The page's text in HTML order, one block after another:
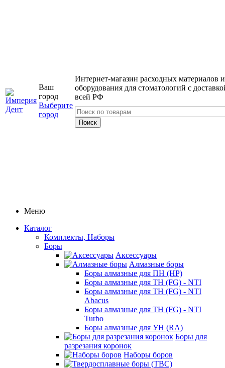
Ваш
город
Выберите
город
Интернет-магазин расходных материалов и
оборудования для стоматологий с
всей РФ
Меню
Каталог
Комплекты, Наборы
Боры
Аксессуары
Алмазные боры
Боры алмазные для ПН (HP)
Боры алмазные для ТН (FG) - NTI
Боры алмазные для ТН (FG) - NTI
Abacus
Боры алмазные для ТН (FG) - NTI
Turbo
Боры алмазные для УН (RA)
Боры для
разрезания коронок
Наборы боров